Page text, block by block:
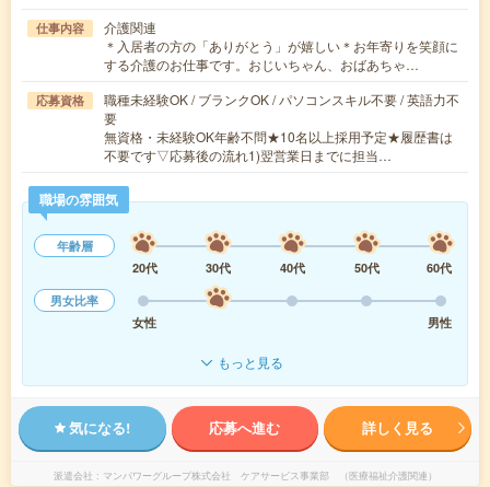
仕事内容
介護関連
＊入居者の方の「ありがとう」が嬉しい＊お年寄りを笑顔に
する介護のお仕事です。おじいちゃん、おばあちゃ…
応募資格
職種未経験OK / ブランクOK / パソコンスキル不要 / 英語力不
要
無資格・未経験OK年齢不問★10名以上採用予定★履歴書は
不要です▽応募後の流れ1)翌営業日までに担当…
職場の雰囲気
年齢層
20代
30代 40代 50代
60代
男女比率
女性
男性
もっと見る
気になる! 応募へ進む 詳しく見る
派遣会社 マンパワーグループ株式会社 ケアサービス事業部 （医療福祉介護関連）